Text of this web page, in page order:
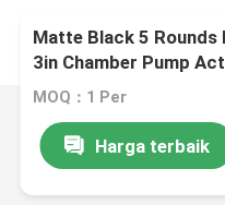
Matte Black 5 Rounds
3in Chamber Pump
MOQ：1 Per
Harga terbaik